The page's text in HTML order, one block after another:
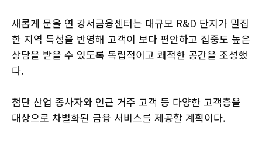
새롭게 문을 연 강서금융센터는 대규모 R&D 단지가 밀집
한 지역 특성을 반영해 고객이 보다 편안하고 집중도 높은
상담을 받을 수 있도록 독립적이고 쾌적한 공간을 조성했
다.
첨단 산업 종사자와 인근 거주 고객 등 다양한 고객층을
대상으로 차별화된 금융 서비스를 제공할 계획이다.